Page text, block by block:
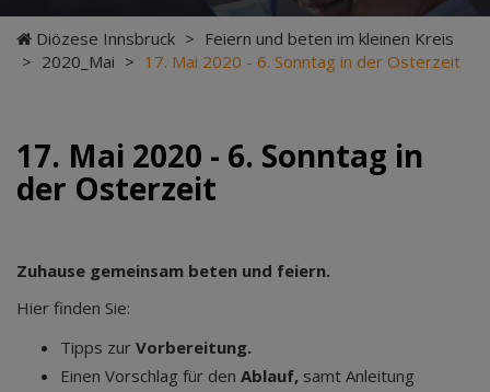
Diözese Innsbruck > Feiern und beten im kleinen Kreis
> 2020_Mai > 17. Mai 2020 - 6. Sonntag in der Osterzeit
17. Mai 2020 - 6. Sonntag in
der Osterzeit
Zuhause gemeinsam beten und feiern.
Hier finden Sie:
Tipps zur Vorbereitung.
Einen Vorschlag für den Ablauf, samt Anleitung